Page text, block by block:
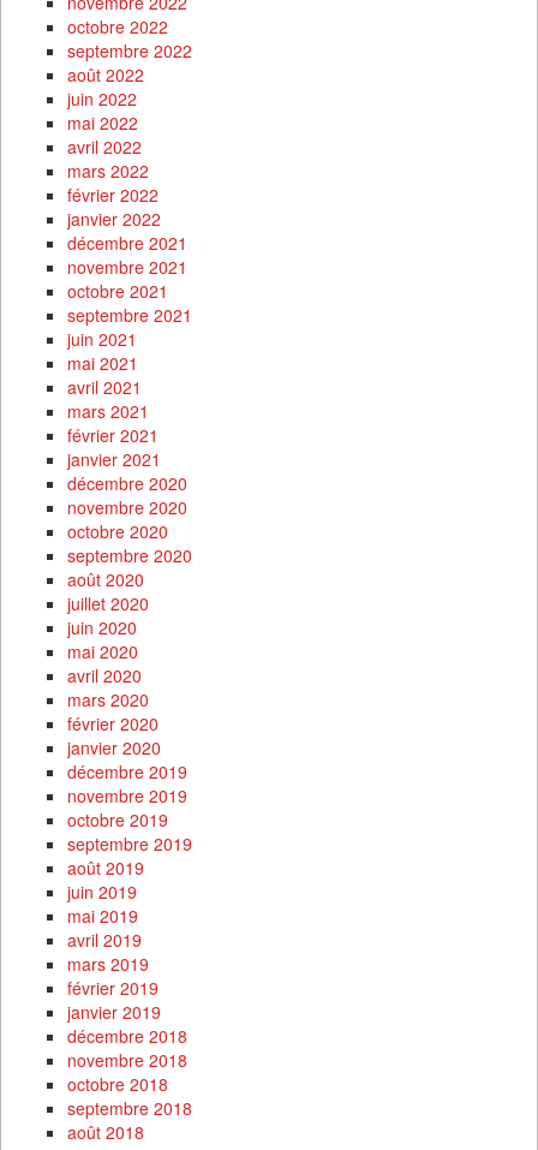
octobre 2022
septembre 2022
août 2022
juin 2022
mai 2022
avril 2022
mars 2022
février 2022
janvier 2022
décembre 2021
novembre 2021
octobre 2021
septembre 2021
juin 2021
mai 2021
avril 2021
mars 2021
février 2021
janvier 2021
décembre 2020
novembre 2020
octobre 2020
septembre 2020
août 2020
juillet 2020
juin 2020
mai 2020
avril 2020
mars 2020
février 2020
janvier 2020
décembre 2019
novembre 2019
octobre 2019
septembre 2019
août 2019
juin 2019
mai 2019
avril 2019
mars 2019
février 2019
janvier 2019
décembre 2018
novembre 2018
octobre 2018
septembre 2018
août 2018